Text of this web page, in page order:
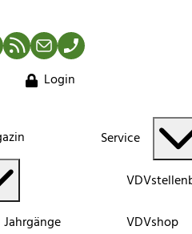
RSS-Newsfeed
MailTelefon
Login
Jahrgänge
Service
VDVshop